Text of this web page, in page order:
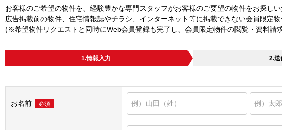
お客様のご希望の物件を、経験豊かな専門スタッフがお客様のご要望の物件をお探しい
広告掲載前の物件、住宅情報誌やチラシ、インターネット等に掲載できない会員限定物
(※希望物件リクエストと同時にWeb会員登録も完了し、会員限定物件の閲覧・資料請
1.情報入力 2.送
お名前 必須